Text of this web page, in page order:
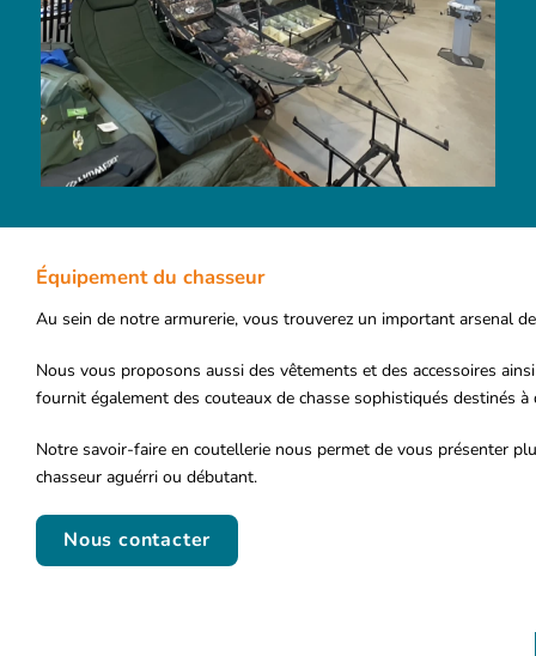
Équipement du chasseur
Au sein de notre armurerie, vous trouverez un important arsenal
Nous vous proposons aussi des vêtements et des accessoires
fournit également des couteaux de chasse sophistiqués destinés à
Notre savoir-faire en coutellerie nous permet de vous présenter
chasseur aguérri ou débutant.
Nous contacter